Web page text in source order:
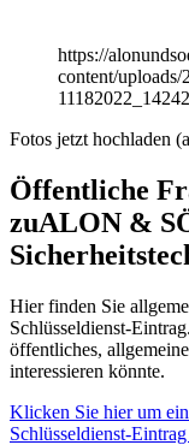
https://
content/uploads/
Fotos jetzt hochladen
Öffentliche
zuALON &
Hier finden Sie
Schlüsseldienst-
öffentliches,
interessieren könnte.
Klicken Sie hier um
Schlüsseldienst-